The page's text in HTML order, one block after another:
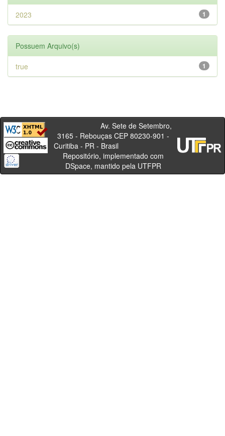
1
2023
Possuem Arquivo(s)
1
true
Av. Sete de Setembro,
3165 - Rebouças CEP 80230-901 -
Curitiba - PR - Brasil
Repositório, implementado com
DSpace, mantido pela UTFPR